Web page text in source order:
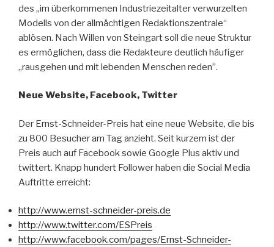
des „im überkommenen Industriezeitalter verwurzelten
Modells von der allmächtigen Redaktionszentrale“
ablösen. Nach Willen von Steingart soll die neue Struktur
es ermöglichen, dass die Redakteure deutlich häufiger
„rausgehen und mit lebenden Menschen reden”.
Neue Website, Facebook, Twitter
Der Ernst-Schneider-Preis hat eine neue Website, die bis
zu 800 Besucher am Tag anzieht. Seit kurzem ist der
Preis auch auf Facebook sowie Google Plus aktiv und
twittert. Knapp hundert Follower haben die Social Media
Auftritte erreicht:
http://www.ernst-schneider-preis.de
http://www.twitter.com/ESPreis
http://www.facebook.com/pages/Ernst-Schneider-